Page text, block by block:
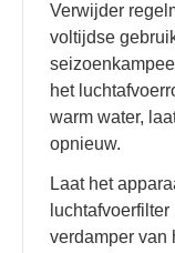
Verwijder
voltijdse
het
warm water,
opnieuw.
Laat het
verdamper van